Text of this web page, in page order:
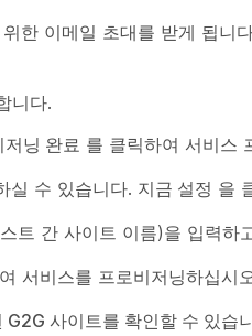
한 이메일 초대를 받게 됩
니다.
저닝 완료 를 클릭하여 서비스
실 수 있습니다. 지금 설정 을
트 간 사이트 이름)을 입력하
서비스를 프로비저닝하십시
사이트를 확인할 수 있습